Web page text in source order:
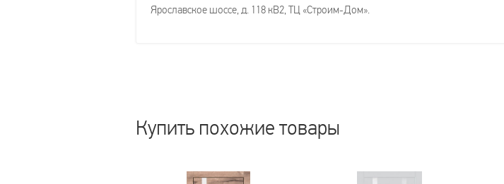
Ярославское шоссе, д. 118 кВ2, ТЦ «Строим-Дом».
Купить похожие товары